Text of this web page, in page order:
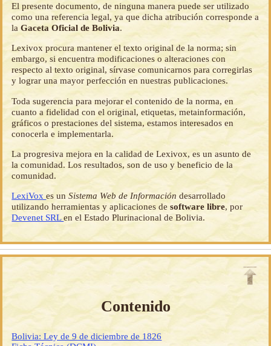
El presente documento, de ninguna manera puede ser utilizado
como una referencia legal, ya que dicha atribución corresponde a
laGaceta Oficial de Bolivia.
Lexivox procura mantener el texto original de la norma; sin
embargo, si encuentra modificaciones o alteraciones con
respecto al texto original, sírvase comunicarnos para corregirlas
y lograr una mayor perfección en nuestras publicaciones.
Toda sugerencia para mejorar el contenido de la norma, en
cuanto a fidelidad con el original, etiquetas, metainformación,
gráficos o prestaciones del sistema, estamos interesados en
conocerla e implementarla.
La progresiva mejora en la calidad de Lexivox, es un asunto de
la comunidad. Los resultados, son de uso y beneficio de la
comunidad.
LexiVoxes unSistema Web de Información desarrollado
utilizando herramientas y aplicaciones desoftware libre, por
Devenet SRLen el Estado Plurinacional de Bolivia.
Contenido
Bolivia: Ley de 9 de diciembre de 1826